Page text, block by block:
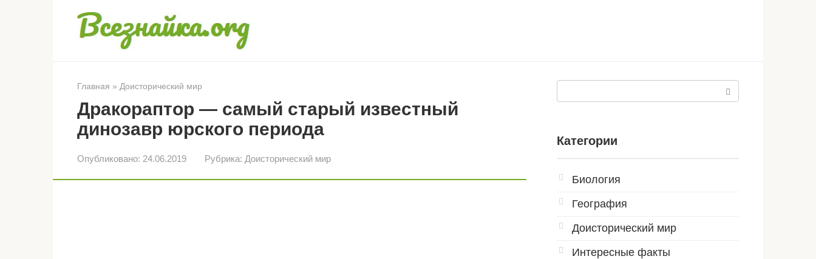
Главная » Доисторический мир
Дракораптор — самый старый известный
динозавр юрского периода
Опубликовано: 24.06.2019 Рубрика: Доисторический мир
Категории
Биология
География
Доисторический мир
Интересные факты